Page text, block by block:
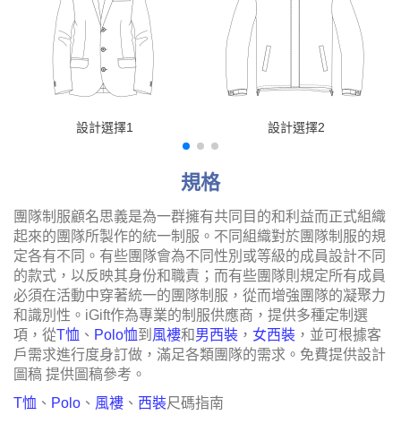
設計選擇1 設計選擇2
規格
團隊制服顧名思義是為一群擁有共同目的和利益而正式組織
起來的團隊所製作的統一制服。不同組織對於團隊制服的規
定各有不同。有些團隊會為不同性別或等級的成員設計不同
的款式，以反映其身份和職責；而有些團隊則規定所有成員
必須在活動中穿著統一的團隊制服，從而增強團隊的凝聚力
和識別性。iGift作為專業的制服供應商，提供多種定制選
項，從T恤 、 Polo恤到 風褸和男西裝 ， 女西裝 ，並可根據客
戶需求進行度身訂做，滿足各類團隊的需求。免費提供設計
圖稿 提供圖稿參考。
T恤 、 Polo 、 風褸 、 西裝尺碼指南